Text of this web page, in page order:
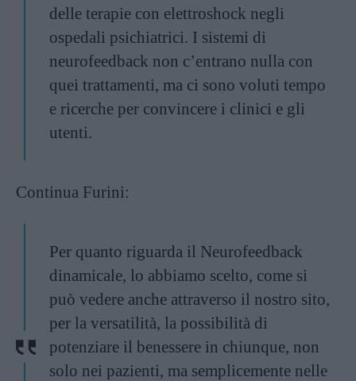
delle terapie con elettroshock negli
ospedali psichiatrici. I sistemi di
neurofeedback non c’entrano nulla con
quei trattamenti, ma ci sono voluti tempo
e ricerche per convincere i clinici e gli
utenti.
Continua Furini:
Per quanto riguarda il Neurofeedback
dinamicale, lo abbiamo scelto, come si
può vedere anche attraverso il nostro sito,
per la versatilità, la possibilità di
potenziare il benessere in chiunque, non
solo nei pazienti, ma semplicemente nelle